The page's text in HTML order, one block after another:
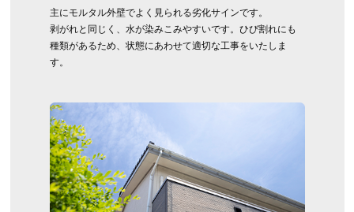
主にモルタル外壁でよく見られる劣化サインです。
剥がれと同じく、水が染みこみやすいです。ひび割れにも
種類があるため、状態にあわせて適切な工事をいたしま
す。